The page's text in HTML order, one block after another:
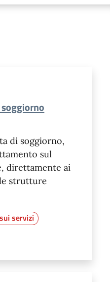
di soggiorno,
sul
direttamente ai
strutture
servizi